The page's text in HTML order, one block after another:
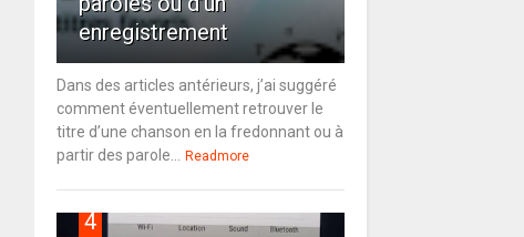
enregistrement
Dans des articles antérieurs, j’ai suggéré
comment éventuellement retrouver le
titre d’une chanson en la fredonnant ou à
partir des parole...
Readmore
4